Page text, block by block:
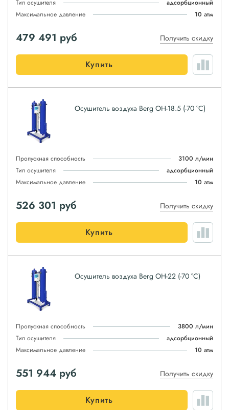
Тип осушителя
адсорбционный
Максимальное давление
10 атм
479 491 руб Получить скидку
Купить
Осушитель воздуха Berg ОН-18.5 (-70 °С)
Пропускная способность
3100 л/мин
Тип осушителя
адсорбционный
Максимальное давление
10 атм
526 301 руб Получить скидку
Купить
Осушитель воздуха Berg ОН-22 (-70 °С)
Пропускная способность
3800 л/мин
Тип осушителя
адсорбционный
Максимальное давление
10 атм
551 944 руб Получить скидку
Купить